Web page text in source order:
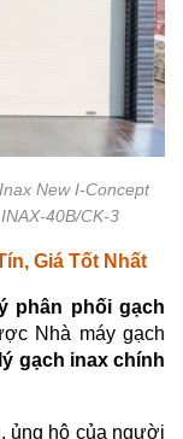
New I-Concept
40B/CK-3
Giá Tốt Nhất
phân phối gạch
Nhà máy gạch
gạch inax chính
ủng hộ của người